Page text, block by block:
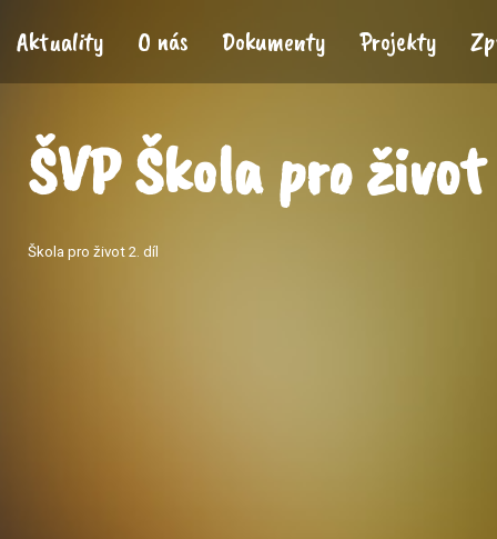
Aktuality O nás Dokumenty Projekty
ŠVP Škola pro
Škola pro život 2. díl